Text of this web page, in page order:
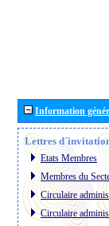
Information
Lettres
Etats Membres
Membres du
Circulaire
Circulaire